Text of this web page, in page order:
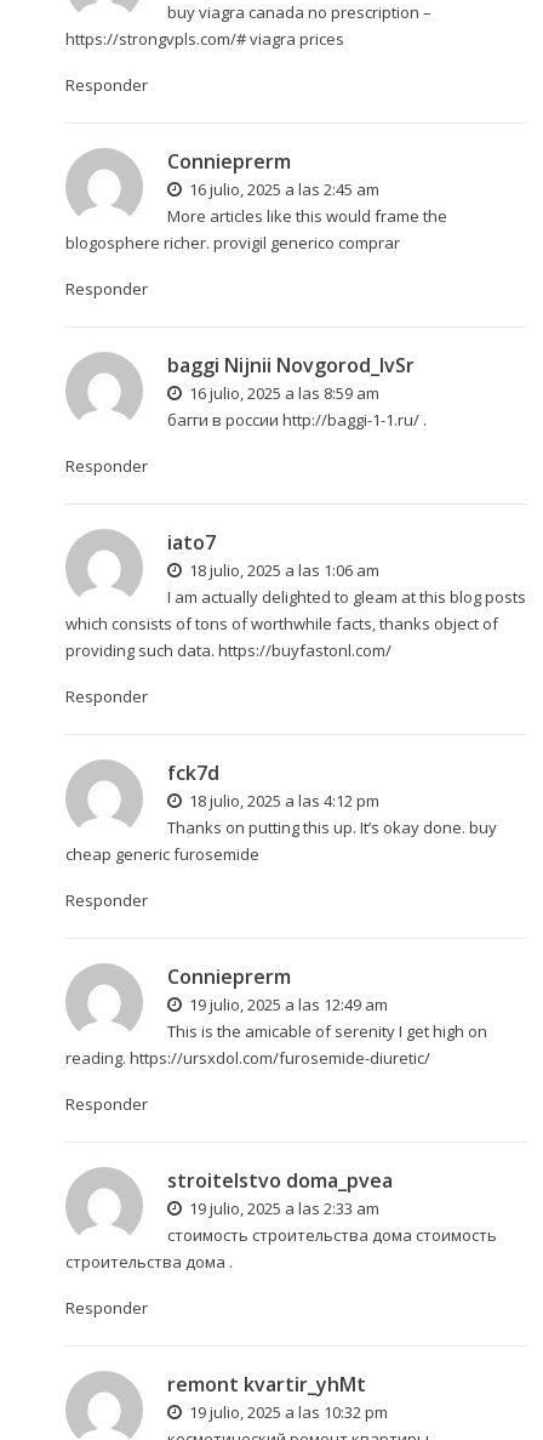
buy viagra canada no prescription –
https://strongvpls.com/#viagra prices
Responder
Connieprerm
16 julio, 2025 a las 2:45 am
More articles like this would frame the
blogosphere richer. provigil generico comprar
Responder
baggi Nijnii Novgorod_lvSr
16 julio, 2025 a las 8:59 am
багги в россии http://baggi-1-1.ru/.
Responder
iato7
18 julio, 2025 a las 1:06 am
I am actually delighted to gleam at this blog posts
which consists of tons of worthwhile facts, thanks object of
providing such data. https://buyfastonl.com/
Responder
fck7d
18 julio, 2025 a las 4:12 pm
Thanks on putting this up. It’s okay done. buy
cheap generic furosemide
Responder
Connieprerm
19 julio, 2025 a las 12:49 am
This is the amicable of serenity I get high on
reading. https://ursxdol.com/furosemide-diuretic/
Responder
stroitelstvo doma_pvea
19 julio, 2025 a las 2:33 am
стоимость строительства дома стоимость
строительства дома .
Responder
remont kvartir_yhMt
19 julio, 2025 a las 10:32 pm